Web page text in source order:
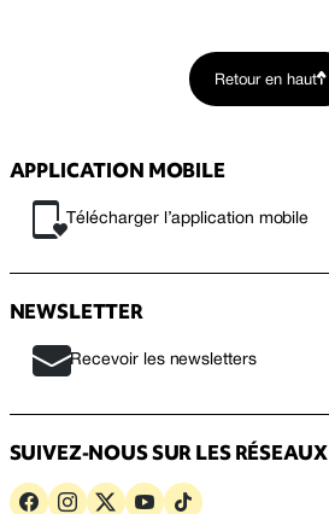
Retour en haut
APPLICATION MOBILE
Télécharger l’application mobile
NEWSLETTER
Recevoir les newsletters
SUIVEZ-NOUS SUR LES RÉSEAUX